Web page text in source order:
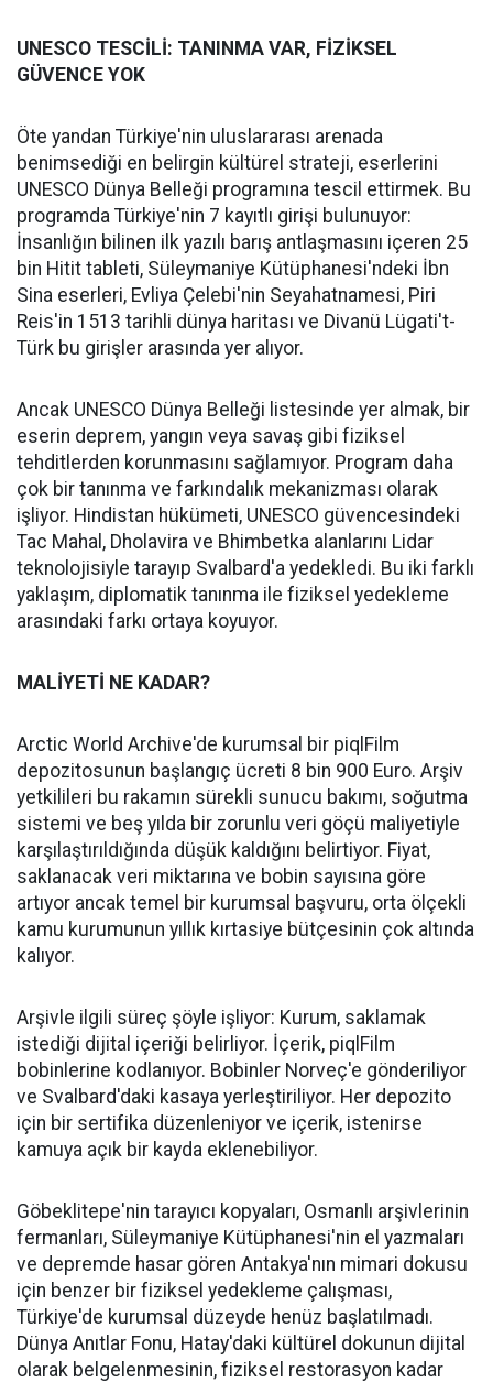
UNESCO TESCİLİ: TANINMA VAR, FİZİKSEL
GÜVENCE YOK
Öte yandan Türkiye'nin uluslararası arenada
benimsediği en belirgin kültürel strateji, eserlerini
UNESCO Dünya Belleği programına tescil ettirmek. Bu
programda Türkiye'nin 7 kayıtlı girişi bulunuyor:
İnsanlığın bilinen ilk yazılı barış antlaşmasını içeren 25
bin Hitit tableti, Süleymaniye Kütüphanesi'ndeki İbn
Sina eserleri, Evliya Çelebi'nin Seyahatnamesi, Piri
Reis'in 1513 tarihli dünya haritası ve Divanü Lügati't-
Türk bu girişler arasında yer alıyor.
Ancak UNESCO Dünya Belleği listesinde yer almak, bir
eserin deprem, yangın veya savaş gibi fiziksel
tehditlerden korunmasını sağlamıyor. Program daha
çok bir tanınma ve farkındalık mekanizması olarak
işliyor. Hindistan hükümeti, UNESCO güvencesindeki
Tac Mahal, Dholavira ve Bhimbetka alanlarını Lidar
teknolojisiyle tarayıp Svalbard'a yedekledi. Bu iki farklı
yaklaşım, diplomatik tanınma ile fiziksel yedekleme
arasındaki farkı ortaya koyuyor.
MALİYETİ NE KADAR?
Arctic World Archive'de kurumsal bir piqlFilm
depozitosunun başlangıç ücreti 8 bin 900 Euro. Arşiv
yetkilileri bu rakamın sürekli sunucu bakımı, soğutma
sistemi ve beş yılda bir zorunlu veri göçü maliyetiyle
karşılaştırıldığında düşük kaldığını belirtiyor. Fiyat,
saklanacak veri miktarına ve bobin sayısına göre
artıyor ancak temel bir kurumsal başvuru, orta ölçekli
kamu kurumunun yıllık kırtasiye bütçesinin çok altında
kalıyor.
Arşivle ilgili süreç şöyle işliyor: Kurum, saklamak
istediği dijital içeriği belirliyor. İçerik, piqlFilm
bobinlerine kodlanıyor. Bobinler Norveç'e gönderiliyor
ve Svalbard'daki kasaya yerleştiriliyor. Her depozito
için bir sertifika düzenleniyor ve içerik, istenirse
kamuya açık bir kayda eklenebiliyor.
Göbeklitepe'nin tarayıcı kopyaları, Osmanlı arşivlerinin
fermanları, Süleymaniye Kütüphanesi'nin el yazmaları
ve depremde hasar gören Antakya'nın mimari dokusu
için benzer bir fiziksel yedekleme çalışması,
Türkiye'de kurumsal düzeyde henüz başlatılmadı.
Dünya Anıtlar Fonu, Hatay'daki kültürel dokunun dijital
olarak belgelenmesinin, fiziksel restorasyon kadar